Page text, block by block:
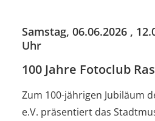
Samstag, 06.06.2026 ,
Uhr
100 Jahre Fotoclub
Zum 100-jährigen Jubiläum
e.V. präsentiert das